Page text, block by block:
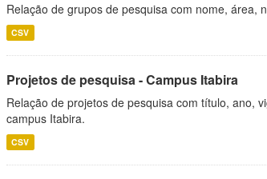
Relação de grupos de pesquisa com nome, área,
CSV
Projetos de pesquisa - Campus Itabira
Relação de projetos de pesquisa com título, ano,
campus Itabira.
CSV